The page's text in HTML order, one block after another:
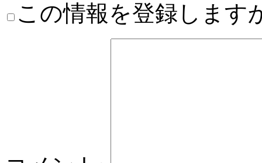
この情報を登録します